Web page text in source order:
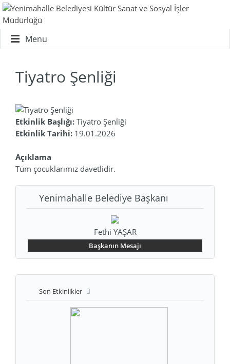
Menu
Tiyatro Şenliği
Etkinlik Başlığı: Tiyatro Şenliği
Etkinlik Tarihi: 19.01.2026
Açıklama
Tüm çocuklarımız davetlidir.
Yenimahalle Belediye Başkanı
Fethi YAŞAR
Başkanın Mesajı
Son Etkinlikler